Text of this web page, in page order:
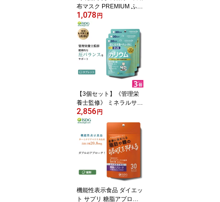
布マスク PREMIUM ふつ
う 50枚入 立体型不織布
マスク 3層構造 使い捨て
マスク 白 ホワイト マス
ク 不織布 大人用 男性用
高密度フィルター ウイル
ス 防護 ISDG 医食同源 is
dg 医食同源 ドットコム
1,078 円
【3個セット】《管理栄
養士監修》 ミネラルサポ
ート サプリ カリウム 90
粒 3袋 90日分 サプリメ
カゼイン isdg 医食同源
ドットコム
2,856 円
機能性表示食品 ダイエッ
ト サプリ 糖脂アプロー